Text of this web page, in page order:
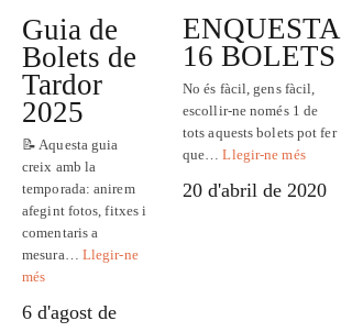
Guia de
Bolets de
Tardor
2025
📝 Aquesta guia
creix amb la
temporada: anirem
afegint fotos, fitxes i
comentaris a
mesura… Llegir-ne
més
6 d'agost de
ENQUESTA
16 BOLETS
No és fàcil, gens fàcil,
escollir-ne només 1 de
tots aquests bolets pot fer
que…Llegir-ne més
20 d'abril de 2020